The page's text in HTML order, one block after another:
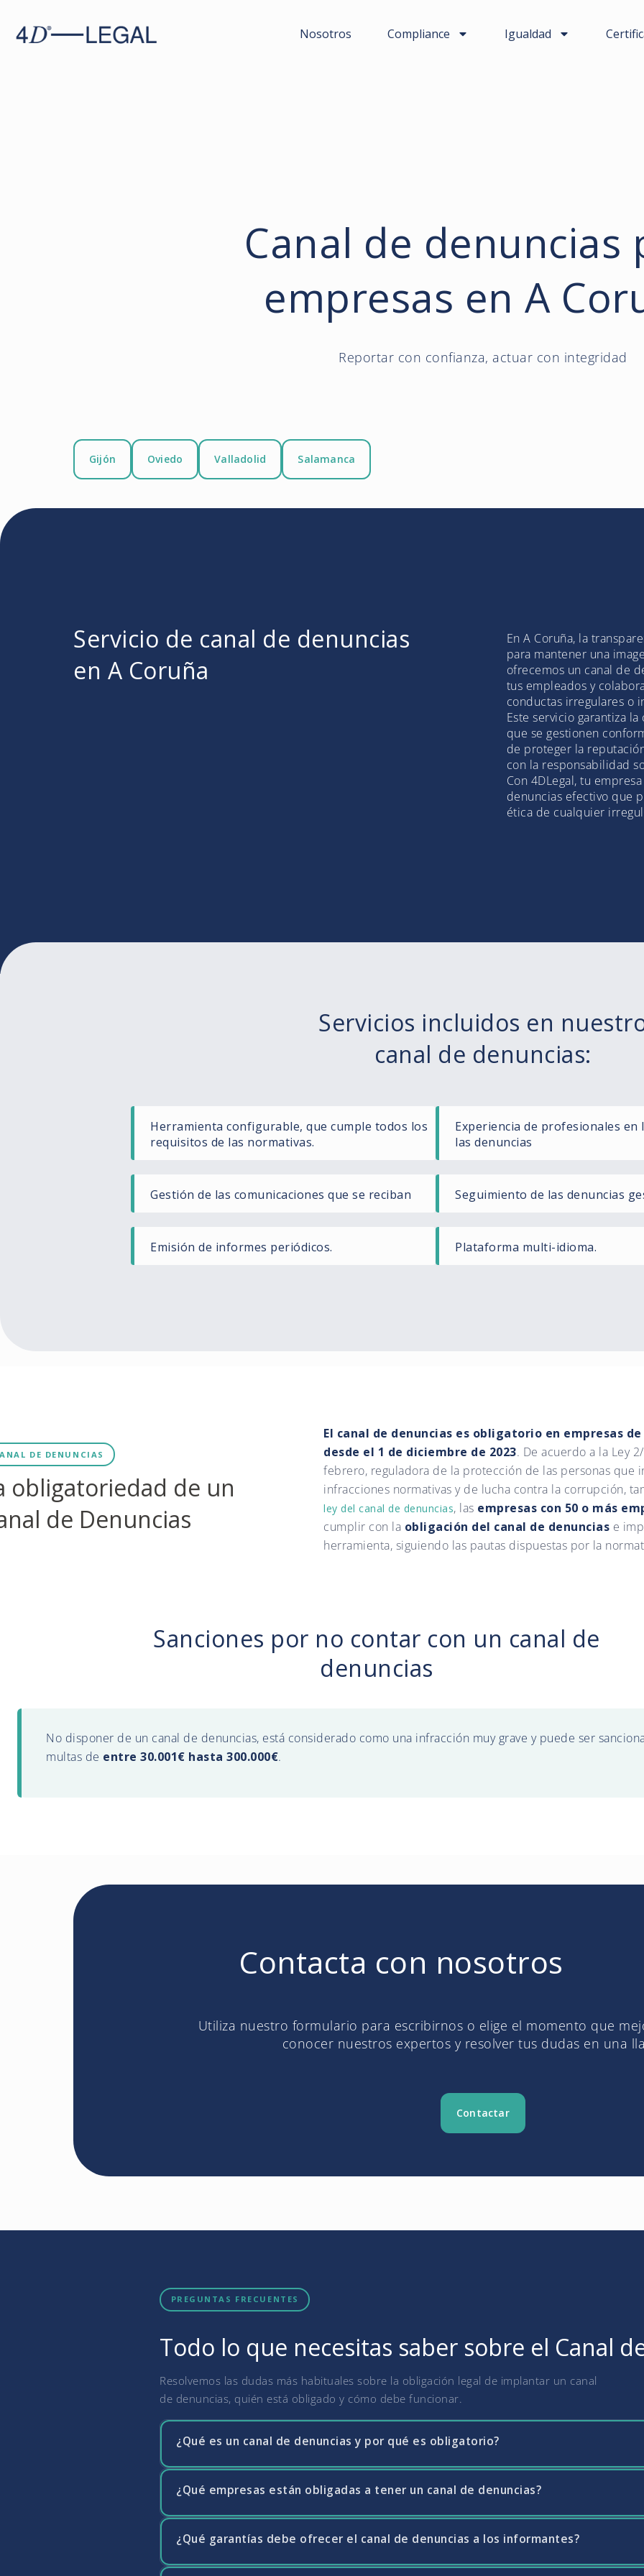
Nosotros Compliance Igualdad
Canal de denuncias
empresas en A
Reportar con confianza, actuar con integridad
Gijón Oviedo Valladolid Salamanca
Servicio de canal de denuncias
en A Coruña
En A Coruña, la
para mantener una
ofrecemos un canal de
tus empleados y
conductas irregulares o
Este servicio garantiza
que se gestionen
de proteger la
con la responsabilidad
Con 4DLegal, tu
denuncias efectivo que
ética de cualquier
Servicios incluidos en
canal de denuncias:
Herramienta configurable, que cumple todos los
requisitos de las normativas.
Experiencia de profesionales en
las denuncias
Gestión de las comunicaciones que se reciban Seguimiento de las denuncias
Emisión de informes periódicos. Plataforma multi-idioma.
DE DENUNCIAS
obligatoriedad de un
de Denuncias
El canal de denuncias es obligatorio en empresas
desde el 1 de diciembre de 2023. De acuerdo a la Ley
febrero, reguladora de la protección de las personas que
infracciones normativas y de lucha contra la corrupción,
ley del canal de denuncias, las empresas con 50 o más
cumplir con la obligación del canal de denuncias e
herramienta, siguiendo las pautas dispuestas por la
Sanciones por no contar con un canal de
denuncias
No disponer de un canal de denuncias, está considerado como una infracción muy grave y puede ser
multas de entre 30.001€ hasta 300.000€.
Contacta con nosotros
Utiliza nuestro formulario para escribirnos o elige el momento que
conocer nuestros expertos y resolver tus dudas en una
Contactar
PREGUNTAS FRECUENTES
Todo lo que necesitas saber sobre el Canal
Resolvemos las dudas más habituales sobre la obligación legal de implantar un canal
de denuncias, quién está obligado y cómo debe funcionar.
¿Qué es un canal de denuncias y por qué es obligatorio?
El canal de denuncias es un sistema interno que permite a empleados, proveedores y otros
50 o más trabajadores a implantar un canal de denuncias interno.
¿Qué empresas están obligadas a tener un canal de denuncias?
Desde el 1 de diciembre de 2023 están obligadas todas las empresas con 50 o más
¿Qué garantías debe ofrecer el canal de denuncias a los informantes?